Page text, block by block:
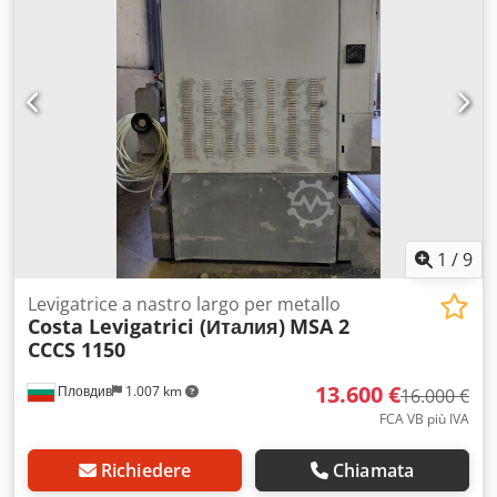
1 /9
Пловдив 1.007 km
Levigatrice a nastro largo per metallo
Costa Levigatrici (Италия) MSA 2
CCCS 1150
13.600 €16.000 €
FCA VB più IVA
Richiedere Chiamata